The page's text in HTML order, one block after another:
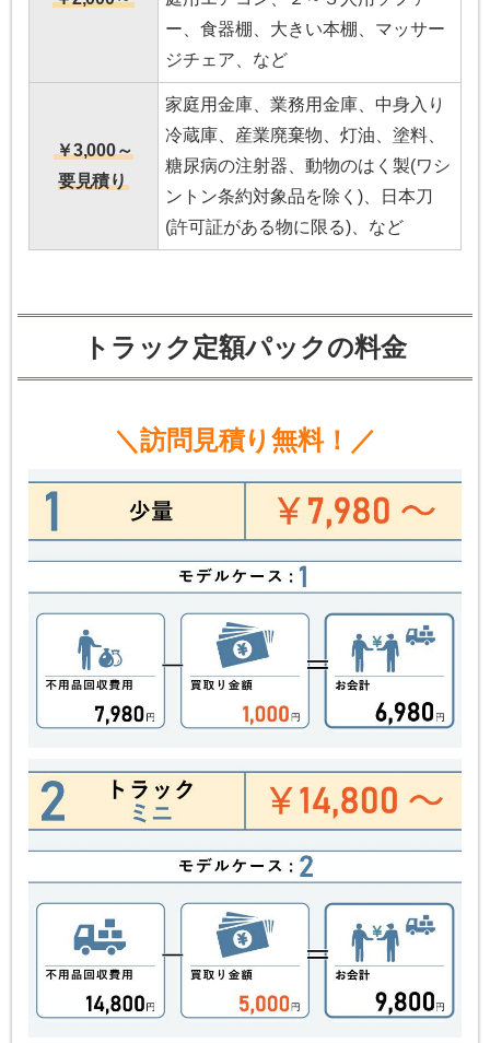
ー、食器棚、大きい本棚、マッサー
ジチェア、など
￥3,000～
要見積り
家庭用金庫、業務用金庫、中身入り
冷蔵庫、産業廃棄物、灯油、塗料、
糖尿病の注射器、動物のはく製(ワシ
ントン条約対象品を除く)、日本刀
(許可証がある物に限る)、など
トラック定額パックの料金
＼訪問見積り無料！／